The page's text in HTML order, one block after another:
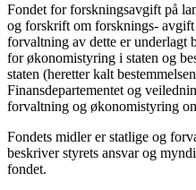
Fondet for forskningsavgift på
og forskrift om forsknings-
forvaltning av dette er underlagt
for økonomistyring i staten og
staten (heretter kalt
Finansdepartementet og
forvaltning og økonomistyring
Fondets midler er statlige og
beskriver styrets ansvar og
fondet.